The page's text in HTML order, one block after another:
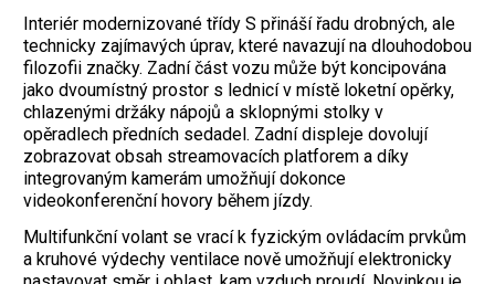
Interiér modernizované třídy S přináší řadu drobných, ale
technicky zajímavých úprav, které navazují na dlouhodobou
filozofii značky. Zadní část vozu může být koncipována
jako dvoumístný prostor s lednicí v­ místě loketní opěrky,
chlazenými držáky nápojů a sklopnými stolky v
opěradlech předních sedadel. Zadní displeje dovolují
zobrazovat obsah streamovacích platforem a díky
integrovaným kamerám umožňují dokonce
videokonferenční hovory během jízdy.
Multifunkční volant se vrací k fyzickým ovládacím prvkům
a kruhové výdechy ventilace nově umožňují elektronicky